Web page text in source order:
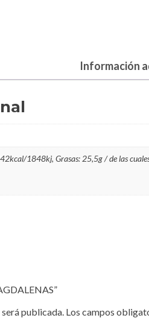
Información
1848kj, Grasas: 25,5g / de las
publicada. Los campos